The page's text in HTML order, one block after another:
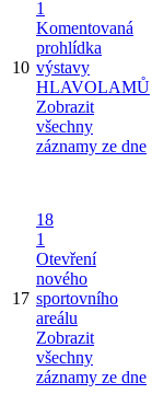
10
1
Komentovaná
prohlídka
výstavy
HLAVOLAMŮ
Zobrazit
všechny
záznamy ze dne
17
18
1
Otevření
nového
sportovního
areálu
Zobrazit
všechny
záznamy ze dne